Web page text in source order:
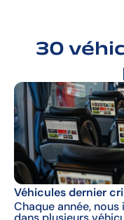
30
Véhicules dernier cri
Chaque année,